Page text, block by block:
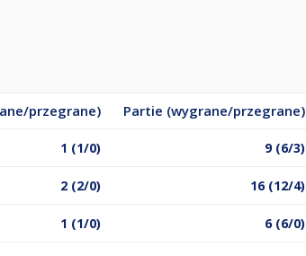
przegrane) Partie (wygrane/przegrane)
1 (1/0) 9 (6/3)
2 (2/0) 16 (12/4)
1 (1/0) 6 (6/0)